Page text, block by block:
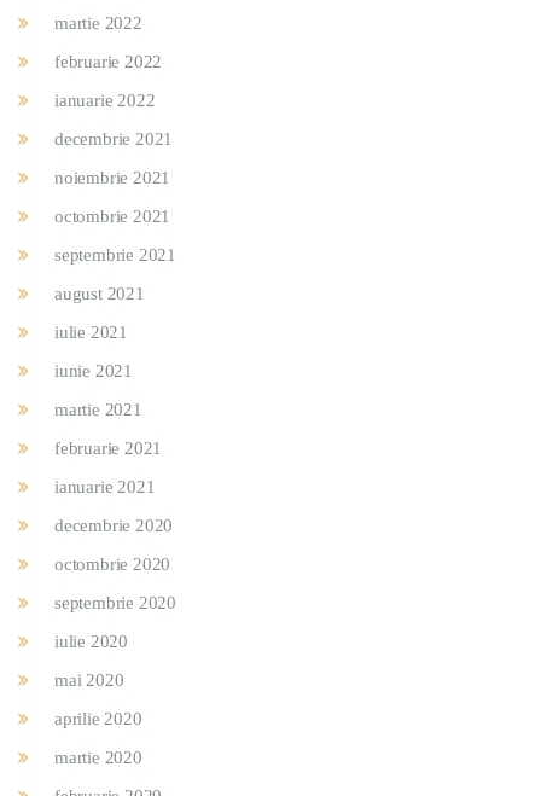
martie 2022
februarie 2022
ianuarie 2022
decembrie 2021
noiembrie 2021
octombrie 2021
septembrie 2021
august 2021
iulie 2021
iunie 2021
martie 2021
februarie 2021
ianuarie 2021
decembrie 2020
octombrie 2020
septembrie 2020
iulie 2020
mai 2020
aprilie 2020
martie 2020